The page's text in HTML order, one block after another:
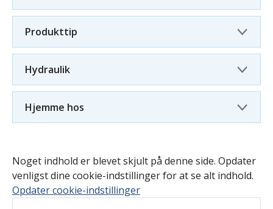
Produkttip
Hydraulik
Hjemme hos
Noget indhold er blevet skjult på denne side. Opdater
venligst dine cookie-indstillinger for at se alt indhold.
Opdater cookie-indstillinger